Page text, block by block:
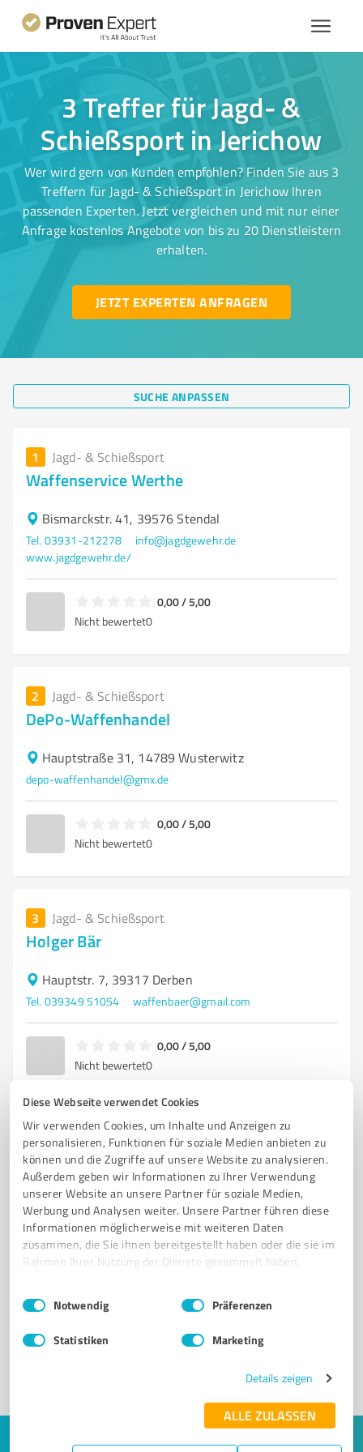
Diese Webseite verwendet Cookies
Wir verwenden Cookies, um Inhalte und Anzeigen zu
personalisieren, Funktionen für soziale Medien anbieten zu
können und die Zugriffe auf unsere Website zu analysieren.
Außerdem geben wir Informationen zu Ihrer Verwendung
unserer Website an unsere Partner für soziale Medien,
Werbung und Analysen weiter. Unsere Partner führen diese
Informationen möglicherweise mit weiteren Daten
zusammen, die Sie ihnen bereitgestellt haben oder die sie im
Rahmen Ihrer Nutzung der Dienste gesammelt haben.
Impressum Datenschutzbestimmungen
Einwilligungsauswahl
Notwendig Präferenzen
Statistiken Marketing
Details zeigen
ALLE ZULASSEN
3 Treffer für Jagd- &
Schießsport in Jerichow
Wer wird gern von Kunden empfohlen? Finden Sie aus 3
Treffern für Jagd- & Schießsport in Jerichow Ihren
passenden Experten. Jetzt vergleichen und mit nur einer
Anfrage kostenlos Angebote von bis zu 20 Dienstleistern
erhalten.
JETZT EXPERTEN ANFRAGEN
SUCHE ANPASSEN
1 Jagd- & Schießsport
Waffenservice Werthe
Bismarckstr. 41, 39576 Stendal
Tel. 03931-212278
info@jagdgewehr.de
www.jagdgewehr.de/
0,00 / 5,00
Nicht bewertet0
2 Jagd- & Schießsport
DePo-Waffenhandel
Hauptstraße 31, 14789 Wusterwitz
depo-waffenhandel@gmx.de
0,00 / 5,00
Nicht bewertet0
3 Jagd- & Schießsport
Holger Bär
Hauptstr. 7, 39317 Derben
Tel. 039349 51054 waffenbaer@gmail.com
0,00 / 5,00
Nicht bewertet0
Sie möchten auch hier gelistet werden?
Registrieren Sie sich jetzt und werden Sie ein von
Kunden empfohlener ProvenExpert!
1